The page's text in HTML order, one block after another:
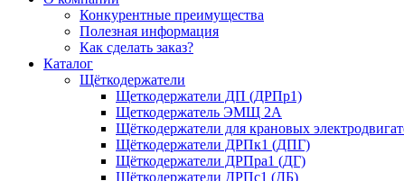
Конкурентные преимущества
Полезная информация
Как сделать заказ?
Каталог
Щёткодержатели
Щеткодержатели ДП (ДРПр1)
Щеткодержатель ЭМЩ 2А
Щёткодержатели для крановых
Щёткодержатели ДРПк1 (ДПГ)
Щёткодержатели ДРПра1 (ДГ)
Щёткодержатели ДРПс1 (ДБ)